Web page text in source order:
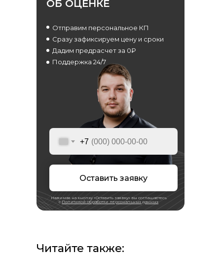
ОБ ОЦЕНКЕ
Отправим персональное КП
Сразу зафиксируем цену и сроки
Дадим предрасчет за 0₽
Поддержка 24/7
+7
Оставить заявку
Нажимая на кнопку «Оставить заявку» вы соглашаетесь
сПолитикой обработки персональных данных
Читайте также:
Российская консалтинговая компания
компании